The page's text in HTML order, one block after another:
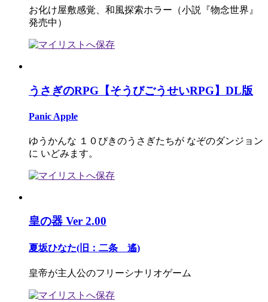
お化け屋敷感覚、和風探索ホラー（小説『物念世界』
発売中）
うさぎのRPG【そうびごうせいRPG】DL版
Panic Apple
ゆうかんな １０ぴきのうさぎたちが なぞのダンジョン
に いどみます。
皇の器 Ver 2.00
夏坂ひなた(旧：二条 遙)
皇帝が主人公のフリーシナリオゲーム